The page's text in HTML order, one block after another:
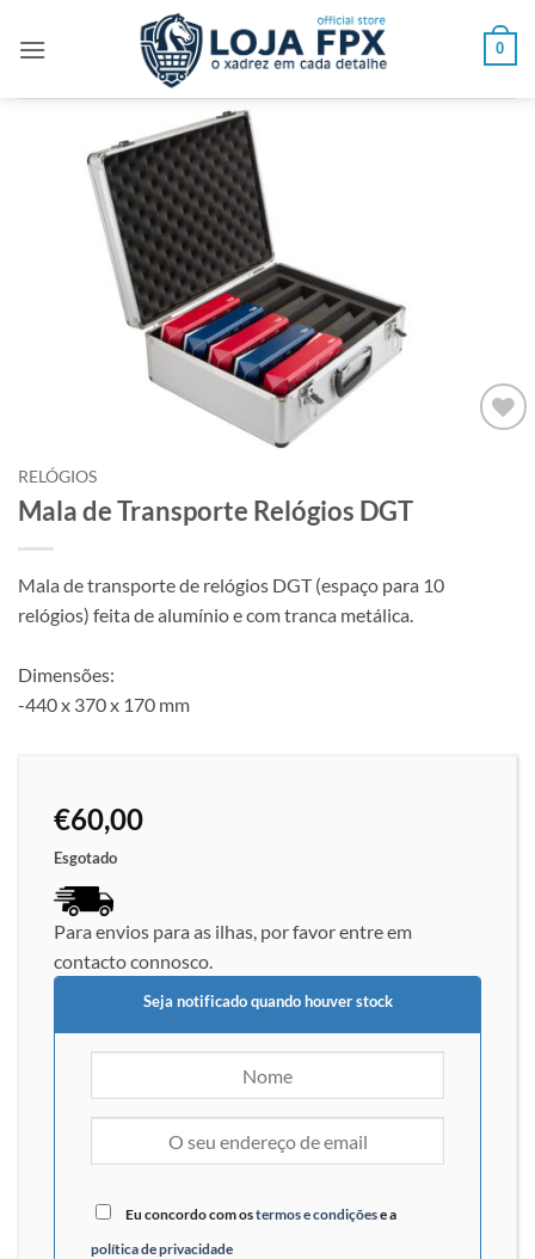
0
RELÓGIOS
Mala de Transporte Relógios DGT
Mala de transporte de relógios DGT (espaço para 10
relógios) feita de alumínio e com tranca metálica.
Dimensões:
-440 x 370 x 170 mm
€60,00
Esgotado
Para envios para as ilhas, por favor entre em
contacto connosco.
Seja notificado quando houver stock
Eu concordo com ostermos e condiçõese a
política de privacidade